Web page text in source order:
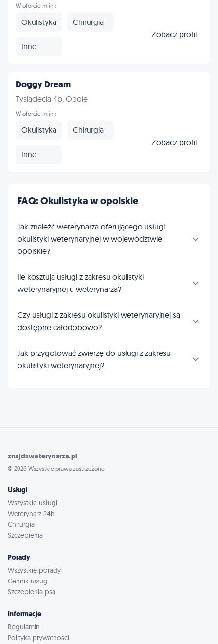
W ofercie m.in.:
Okulistyka Chirurgia
Inne
Zobacz profil
Doggy Dream
Tysiąclecia 4b, Opole
W ofercie m.in.:
Okulistyka Chirurgia
Inne
Zobacz profil
FAQ: Okulistyka w opolskie
Jak znaleźć weterynarza oferującego usługi
okulistyki weterynaryjnej w województwie
opolskie?
Ile kosztują usługi z zakresu okulistyki
weterynaryjnej u weterynarza?
Czy usługi z zakresu okulistyki weterynaryjnej są
dostępne całodobowo?
Jak przygotować zwierzę do usługi z zakresu
okulistyki weterynaryjnej?
znajdzweterynarza.pl
© 2026 Wszystkie prawa zastrzeżone
Usługi
Wszystkie usługi
Weterynarz 24h
Chirurgia
Szczepienia
Porady
Wszystkie porady
Cennik usług
Szczepienia psa
Informacje
Regulamin
Polityka prywatności